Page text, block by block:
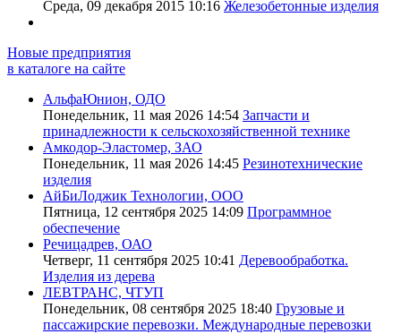
Среда, 09 декабря 2015 10:16 Железобетонные изделия
Новые предприятия
в каталоге на сайте
АльфаЮнион, ОДО
Понедельник, 11 мая 2026 14:54 Запчасти и
принадлежности к сельскохозяйственной технике
Амкодор-Эластомер, ЗАО
Понедельник, 11 мая 2026 14:45 Резинотехнические
изделия
АйБиЛоджик Технологии, ООО
Пятница, 12 сентября 2025 14:09 Программное
обеспечение
Речицадрев, ОАО
Четверг, 11 сентября 2025 10:41 Деревообработка.
Изделия из дерева
ЛЕВТРАНС, ЧТУП
Понедельник, 08 сентября 2025 18:40 Грузовые и
пассажирские перевозки. Международные перевозки